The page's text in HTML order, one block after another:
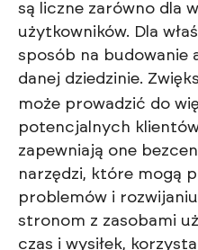
są liczne zarówno dla
użytkowników. Dla
sposób na
danej dziedzinie.
może prowadzić do
potencjalnych
zapewniają one
narzędzi, które mogą
problemów i
stronom z zasobami
czas i wysiłek,